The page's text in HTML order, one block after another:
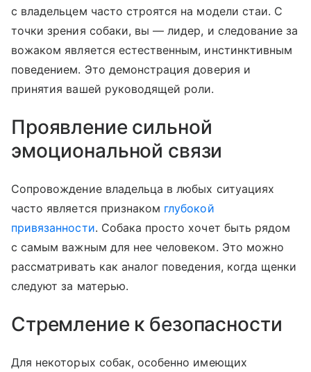
с владельцем часто строятся на модели стаи. С
точки зрения собаки, вы — лидер, и следование за
вожаком является естественным, инстинктивным
поведением. Это демонстрация доверия и
принятия вашей руководящей роли.
Проявление сильной
эмоциональной связи
Сопровождение владельца в любых ситуациях
часто является признаком глубокой
привязанности. Собака просто хочет быть рядом
с самым важным для нее человеком. Это можно
рассматривать как аналог поведения, когда щенки
следуют за матерью.
Стремление к безопасности
Для некоторых собак, особенно имеющих